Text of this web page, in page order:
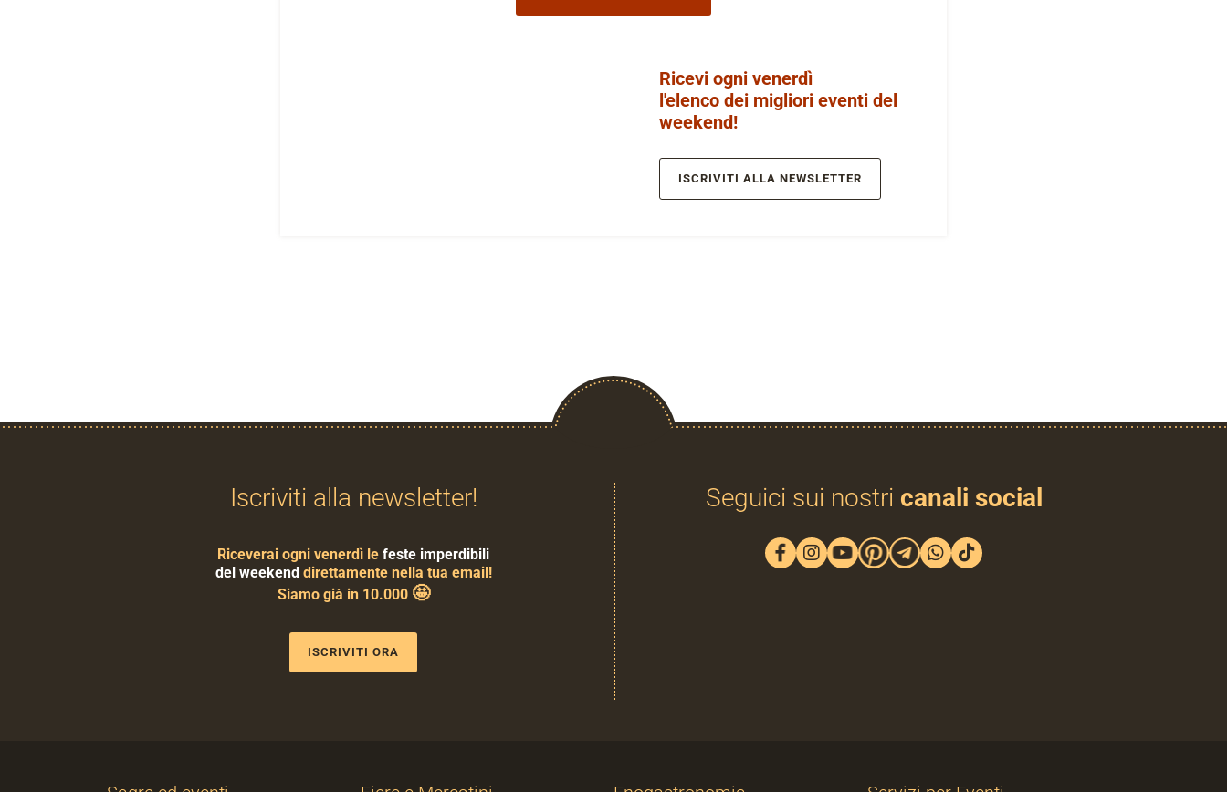
Ricevi ogni venerdì
l'elenco dei migliori eventi del
weekend!
ISCRIVITI ALLA NEWSLETTER
Iscriviti alla newsletter!
Riceverai ogni venerdì le feste imperdibili
del weekenddirettamente nella tua email!
Siamo già in 10.000 🤩
ISCRIVITI ORA
Seguici sui nostri canali social